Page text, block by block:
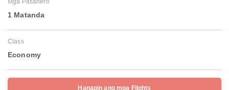
Mga Pasahero
1 Matanda
Class
Economy
Hanapin ang mga Flights